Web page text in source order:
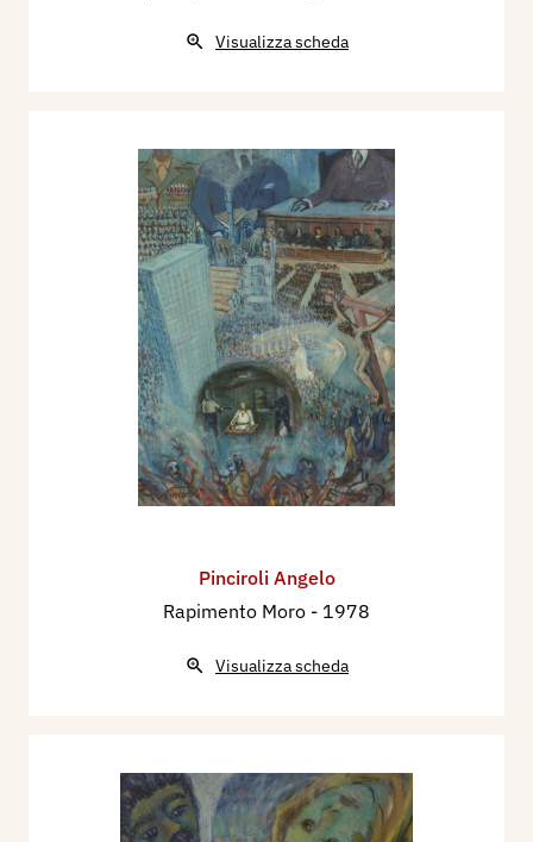
Visualizza scheda
Pinciroli Angelo
Rapimento Moro - 1978
Visualizza scheda